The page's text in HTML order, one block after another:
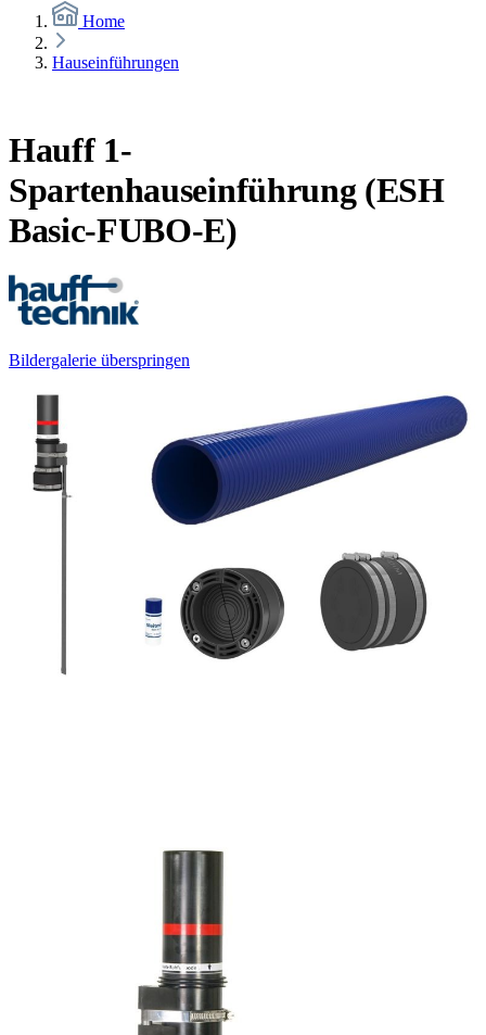
Home
Hauseinführungen
Hauff 1-
Spartenhauseinführung (ESH
Basic-FUBO-E)
Bildergalerie überspringen